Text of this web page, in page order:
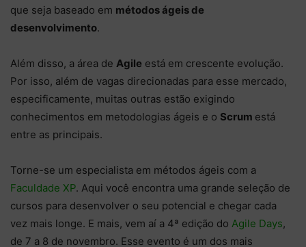
que seja baseado em métodos ágeis de
desenvolvimento.
Além disso, a área de Agile está em crescente evolução.
Por isso, além de vagas direcionadas para esse mercado,
especificamente, muitas outras estão exigindo
conhecimentos em metodologias ágeis e o Scrum está
entre as principais.
Torne-se um especialista em métodos ágeis com a
Faculdade XP. Aqui você encontra uma grande seleção de
cursos para desenvolver o seu potencial e chegar cada
vez mais longe. E mais, vem aí a 4ª edição do Agile Days,
de 7 a 8 de novembro. Esse evento é um dos mais